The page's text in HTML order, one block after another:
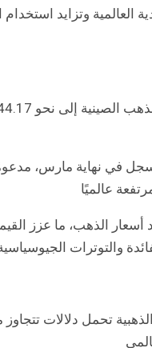
العالمية وتزايد
بمستوى 342.76 مليار دولار المسجل
عالميًا
الذهب، ما عزز
والتوترات
تحمل دلالات